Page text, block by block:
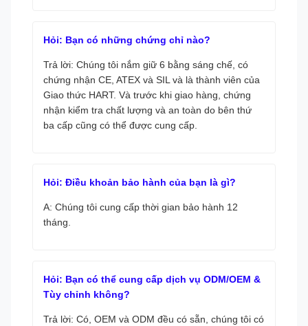
Hỏi: Bạn có những chứng chỉ nào?
Trả lời: Chúng tôi nắm giữ 6 bằng sáng chế, có
chứng nhận CE, ATEX và SIL và là thành viên của
Giao thức HART. Và trước khi giao hàng, chứng
nhận kiểm tra chất lượng và an toàn do bên thứ
ba cấp cũng có thể được cung cấp.
Hỏi: Điều khoản bảo hành của bạn là gì?
A: Chúng tôi cung cấp thời gian bảo hành 12
tháng.
Hỏi: Bạn có thể cung cấp dịch vụ ODM/OEM &
Tùy chỉnh không?
Trả lời: Có, OEM và ODM đều có sẵn, chúng tôi có